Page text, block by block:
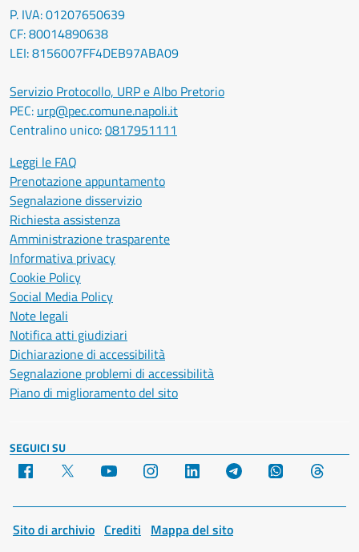
P. IVA: 01207650639
CF: 80014890638
LEI: 8156007FF4DEB97ABA09
Servizio Protocollo, URP e Albo Pretorio
PEC: urp@pec.comune.napoli.it
Centralino unico:0817951111
Leggi le FAQ
Prenotazione appuntamento
Segnalazione disservizio
Richiesta assistenza
Amministrazione trasparente
Informativa privacy
Cookie Policy
Social Media Policy
Note legali
Notifica atti giudiziari
Dichiarazione di accessibilità
Segnalazione problemi di accessibilità
Piano di miglioramento del sito
SEGUICI SU
Facebook YouTube Instagram LinkedIn Telegram WhatsApp
Sito di archivio Crediti Mappa del sito